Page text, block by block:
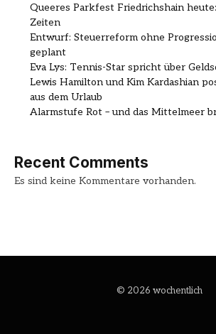
Queeres Parkfest Friedrichshain
Zeiten
Entwurf: Steuerreform ohne
geplant
Eva Lys: Tennis-Star spricht über
Lewis Hamilton und Kim Kardashian
aus dem Urlaub
Alarmstufe Rot – und das Mittelmeer
Recent Comments
Es sind keine Kommentare vorhanden.
© 2026 wochentlich